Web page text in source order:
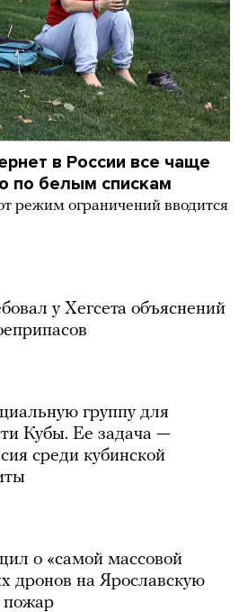
в России все чаще
по белым спискам
режим ограничений вводится
у Хегсета объяснений
группу для
Кубы. Ее задача —
среди кубинской
о «самой массовой
дронов на Ярославскую